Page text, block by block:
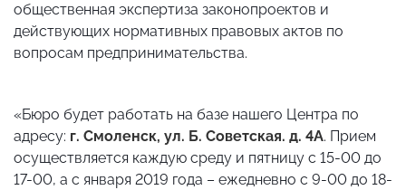
общественная экспертиза законопроектов и
действующих нормативных правовых актов по
вопросам предпринимательства.
«Бюро будет работать на базе нашего Центра по
адресу: г. Смоленск, ул. Б. Советская. д. 4А. Прием
осуществляется каждую среду и пятницу с 15-00 до
17-00, а с января 2019 года – ежедневно с 9-00 до 18-